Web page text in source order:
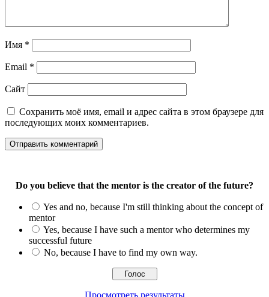
Имя *
Email *
Сайт
Сохранить моё имя, email и адрес сайта в этом браузере для
последующих моих комментариев.
Do you believe that the mentor is the creator of the future?
Yes and no, because I'm still thinking about the concept of
mentor
Yes, because I have such a mentor who determines my
successful future
No, because I have to find my own way.
Просмотреть результаты